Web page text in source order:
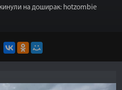
на доширак: hotzombie